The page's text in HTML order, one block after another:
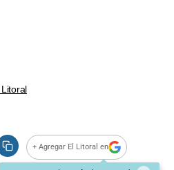
Litoral
+ Agregar El Litoral en